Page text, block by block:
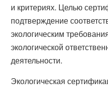
и критериях. Целью
подтверждение
экологическим
экологической
деятельности.
Экологическая